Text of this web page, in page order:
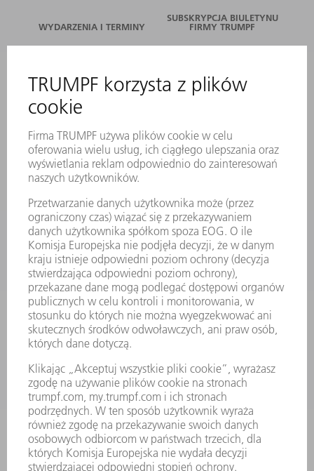
WYDARZENIA I TERMINY
SUBSKRYPCJA BIULETYNU
FIRMY TRUMPF
SERWIS ONLINE
KONTAKT
LOKALIZACJE
WYDARZENIA I TERMINY
SUBSKRYPCJA NEWSLETTERA
MYTRUMPF
KARTY BEZPIECZEŃSTWA
PRODUKTY
MASZYNY & SYSTEMY
LASER
ENERGOELEKTRONIKA
ELEKTRONARZĘDZIA
SMART FACTORY
OPROGRAMOWANIE
USŁUGI SERWISOWE
ZASTOSOWANIA
BRANŻE
FIRMA
OFERTY STANOWISK
PROFIL FIRMY
ZARZĄD
SPRAWOZDANIE Z DZIAŁALNOŚCI
ZASADY BIZNESOWE
ZAPEWNIENIE ZGODNOŚCI DZIAŁALNOŚCI Z REGULACJAMI
SYSTEM ZGŁASZANIA NIEPRAWIDŁOWOŚCI
BEZPIECZEŃSTWO